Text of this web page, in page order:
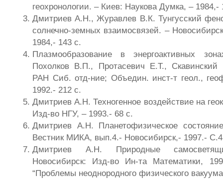
геохронологии. – Киев: Наукова Думка, – 1984,-
Дмитриев А.Н., Журавлев В.К. Тунгусский
солнечно-земных взаимосвязей. –
1984,- 143 с.
Плазмообразование в энергоактивных
Похолков В.П., Протасевич Е.Т.,
РАН Сиб. отд-ние; Объедин. инст-т геол.,
1992.- 212 с.
Дмитриев А.Н. Техногенное воздействие на
Изд-во НГУ, – 1993.- 68 с.
Дмитриев А.Н. Планетофизическое
Вестник МИКА, вып.4.- Новосибирск,- 1997.-
Дмитриев А.Н. Природные
Новосибирск: Изд-во Ин-та Математики,
“Проблемы неоднородного физического